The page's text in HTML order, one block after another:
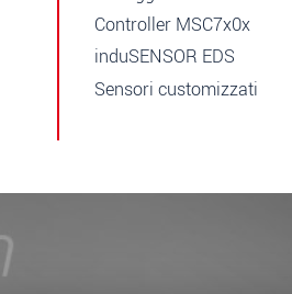
Controller MSC7x0x
induSENSOR EDS
Sensori customizzati